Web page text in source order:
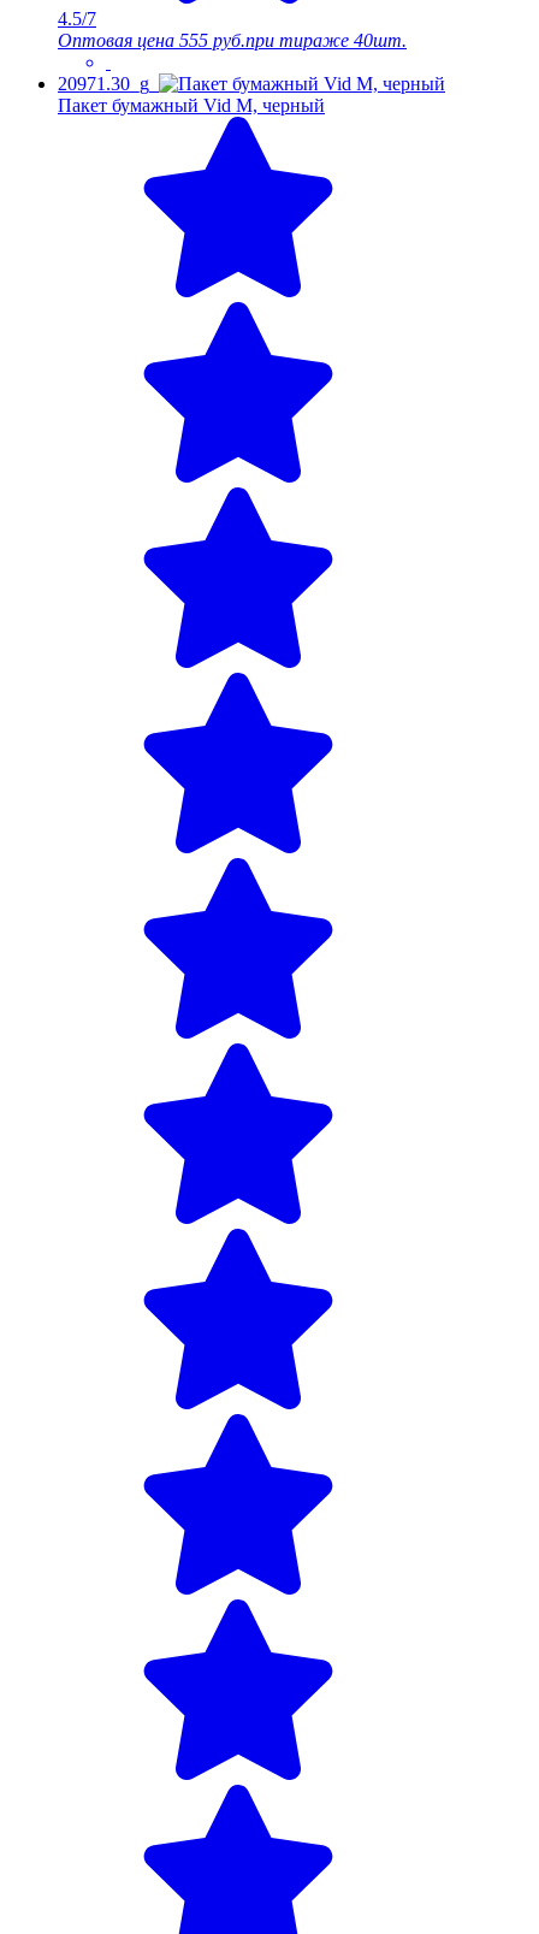
4.5/7
Оптовая цена 555 руб.при тираже 40шт.
20971.30_g
Пакет бумажный Vid M, черный